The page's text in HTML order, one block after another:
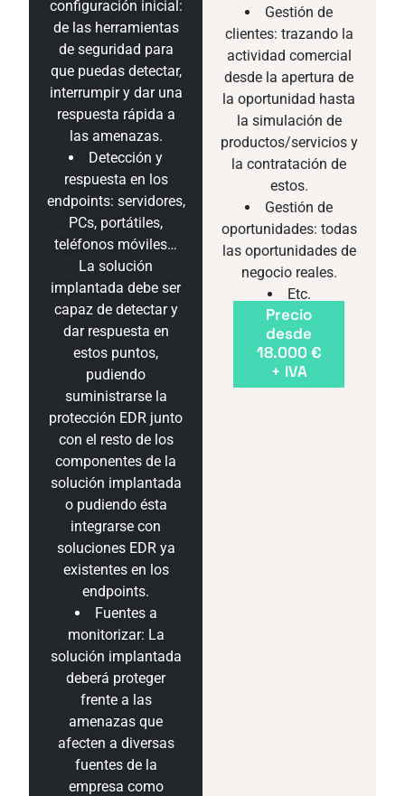
configuración inicial:
de las herramientas
de seguridad para
que puedas detectar,
interrumpir y dar una
respuesta rápida a
las amenazas.
Detección y
respuesta en los
endpoints: servidores,
PCs, portátiles,
teléfonos móviles…
La solución
implantada debe ser
capaz de detectar y
dar respuesta en
estos puntos,
pudiendo
suministrarse la
protección EDR junto
con el resto de los
componentes de la
solución implantada
o pudiendo ésta
integrarse con
soluciones EDR ya
existentes en los
endpoints.
Fuentes a
monitorizar: La
solución implantada
deberá proteger
frente a las
amenazas que
afecten a diversas
fuentes de la
empresa como
Gestión de
clientes: trazando la
actividad comercial
desde la apertura de
la oportunidad hasta
la simulación de
productos/servicios y
la contratación de
estos.
Gestión de
oportunidades: todas
las oportunidades de
negocio reales.
Etc.
Precio
desde
18.000 €
+ IVA